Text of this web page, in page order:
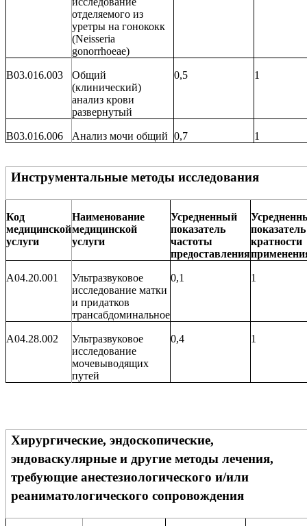
отделяемого из
уретры на гонококк
(Neisseria
gonorrhoeae)
B03.016.003
Общий
(клинический)
анализ крови
развернутый
0,5 1
B03.016.006 Анализ мочи общий 0,7 1
Инструментальные методы исследования
Код
медицинской
услуги
Наименование
медицинской
услуги
Усредненный
показатель
частоты
предоставления
показатель
кратности
A04.20.001
Ультразвуковое
исследование матки
и придатков
трансабдоминальное
0,1 1
A04.28.002
Ультразвуковое
исследование
мочевыводящих
путей
0,4 1
Хирургические, эндоскопические,
эндоваскулярные и другие методы лечения,
требующие анестезиологического и/или
реаниматологического сопровождения